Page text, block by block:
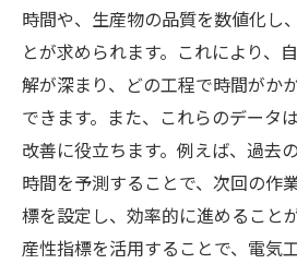
時間や、生産物の品質を数値化し
とが求められます。これにより、
解が深まり、どの工程で時間がか
できます。また、これらのデータ
改善に役立ちます。例えば、過去
時間を予測することで、次回の作
標を設定し、効率的に進めること
産性指標を活用することで、電気